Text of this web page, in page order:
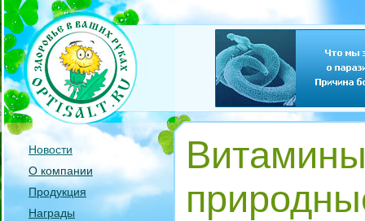
Новости
О компании
Продукция
Награды